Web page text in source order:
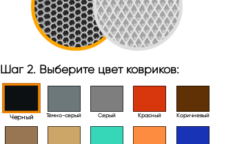
Шаг 2. Выберите цвет ковриков:
Черный Тёмно-серый Серый Красный Коричневый